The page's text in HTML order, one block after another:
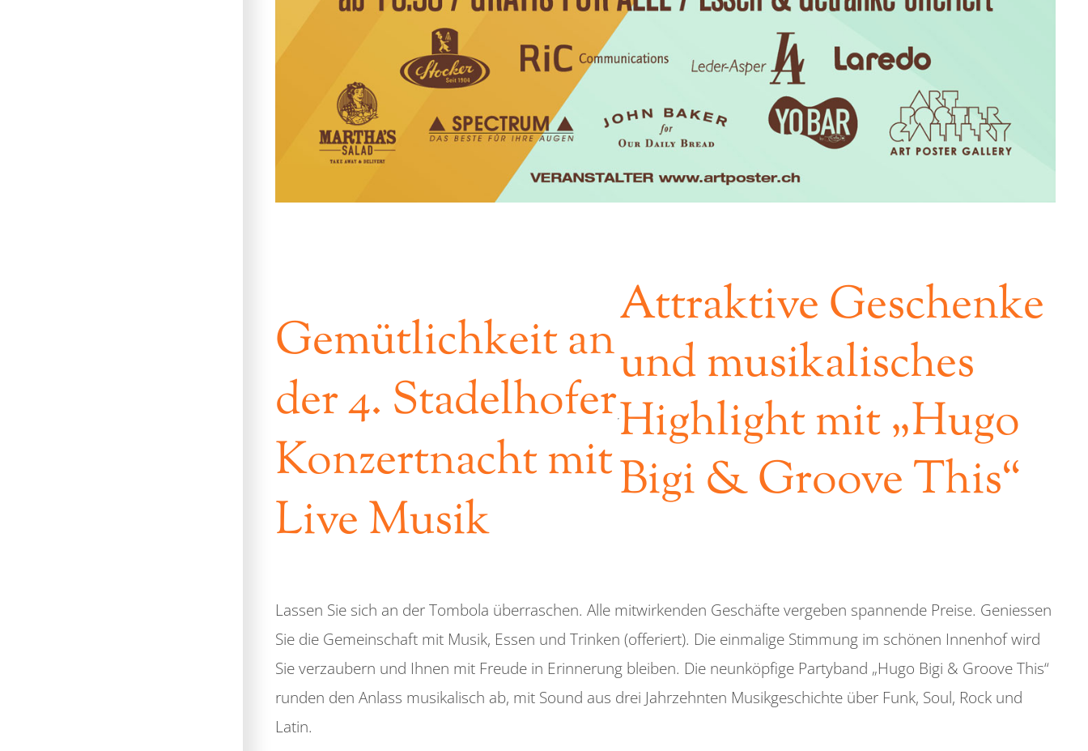
Gemütlichkeit an
der 4. Stadelhofer
Konzertnacht mit
Live Musik
Attraktive Geschenke
und musikalisches
Highlight mit „Hugo
Bigi & Groove This“
Lassen Sie sich an der Tombola überraschen. Alle mitwirkenden Geschäfte vergeben spannende Preise. Geniessen
Sie die Gemeinschaft mit Musik, Essen und Trinken (offeriert). Die einmalige Stimmung im schönen Innenhof wird
Sie verzaubern und Ihnen mit Freude in Erinnerung bleiben. Die neunköpfige Partyband „Hugo Bigi & Groove This“
runden den Anlass musikalisch ab, mit Sound aus drei Jahrzehnten Musikgeschichte über Funk, Soul, Rock und
Latin.